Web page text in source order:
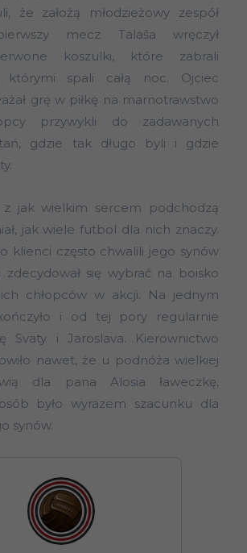
że założą młodzieżowy zespół
mecz Talaša wręczył
koszulki, które zabrali
spali całą noc. Ojciec
grę w piłkę na marnotrawstwo
przywykli do zadawanych
gdzie tak długo byli i gdzie
z jak wielkim sercem podchodzą
jak wiele futbol dla nich znaczy.
klienci często chwalili jego synów
się wybrać na boisko
chłopców w akcji. Na jednym
i od tej pory regularnie
Svaty i Jaroslava. Kierownictwo
nawet, że u podnóża wielkiej
dla pana Alosia ławeczkę,
było wyrazem szacunku dla
synów.